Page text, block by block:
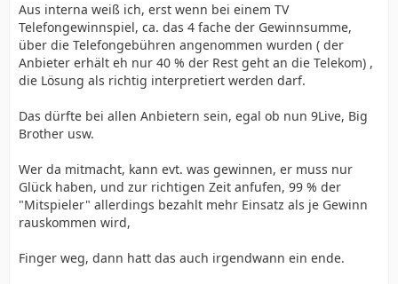
Aus interna weiß ich, erst wenn bei einem TV
Telefongewinnspiel, ca. das 4 fache der Gewinnsumme,
über die Telefongebühren angenommen wurden ( der
Anbieter erhält eh nur 40 % der Rest geht an die Telekom) ,
die Lösung als richtig interpretiert werden darf.
Das dürfte bei allen Anbietern sein, egal ob nun 9Live, Big
Brother usw.
Wer da mitmacht, kann evt. was gewinnen, er muss nur
Glück haben, und zur richtigen Zeit anfufen, 99 % der
"Mitspieler" allerdings bezahlt mehr Einsatz als je Gewinn
rauskommen wird,
Finger weg, dann hatt das auch irgendwann ein ende.